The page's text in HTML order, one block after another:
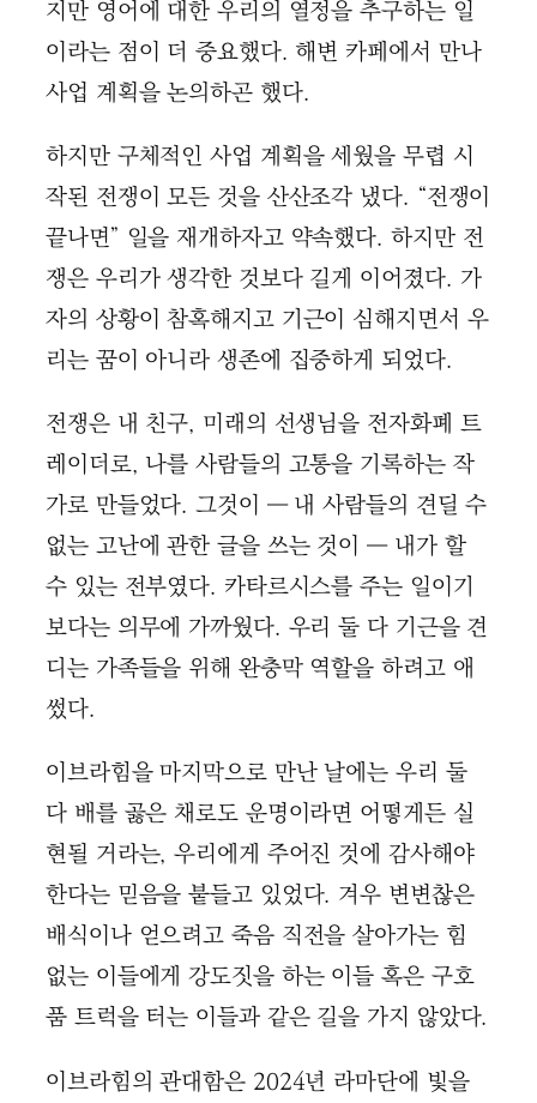
지만 영어에 대한 우리의 열정을 추구하는 일
이라는 점이 더 중요했다. 해변 카페에서 만나
사업 계획을 논의하곤 했다.
하지만 구체적인 사업 계획을 세웠을 무렵 시
작된 전쟁이 모든 것을 산산조각 냈다. “전쟁이
끝나면” 일을 재개하자고 약속했다. 하지만 전
쟁은 우리가 생각한 것보다 길게 이어졌다. 가
자의 상황이 참혹해지고 기근이 심해지면서 우
리는 꿈이 아니라 생존에 집중하게 되었다.
전쟁은 내 친구, 미래의 선생님을 전자화폐 트
레이더로, 나를 사람들의 고통을 기록하는 작
가로 만들었다. 그것이 ― 내 사람들의 견딜 수
없는 고난에 관한 글을 쓰는 것이 ― 내가 할
수 있는 전부였다. 카타르시스를 주는 일이기
보다는 의무에 가까웠다. 우리 둘 다 기근을 견
디는 가족들을 위해 완충막 역할을 하려고 애
썼다.
이브라힘을 마지막으로 만난 날에는 우리 둘
다 배를 곯은 채로도 운명이라면 어떻게든 실
현될 거라는, 우리에게 주어진 것에 감사해야
한다는 믿음을 붙들고 있었다. 겨우 변변찮은
배식이나 얻으려고 죽음 직전을 살아가는 힘
없는 이들에게 강도짓을 하는 이들 혹은 구호
품 트럭을 터는 이들과 같은 길을 가지 않았다.
이브라힘의 관대함은 2024년 라마단에 빛을